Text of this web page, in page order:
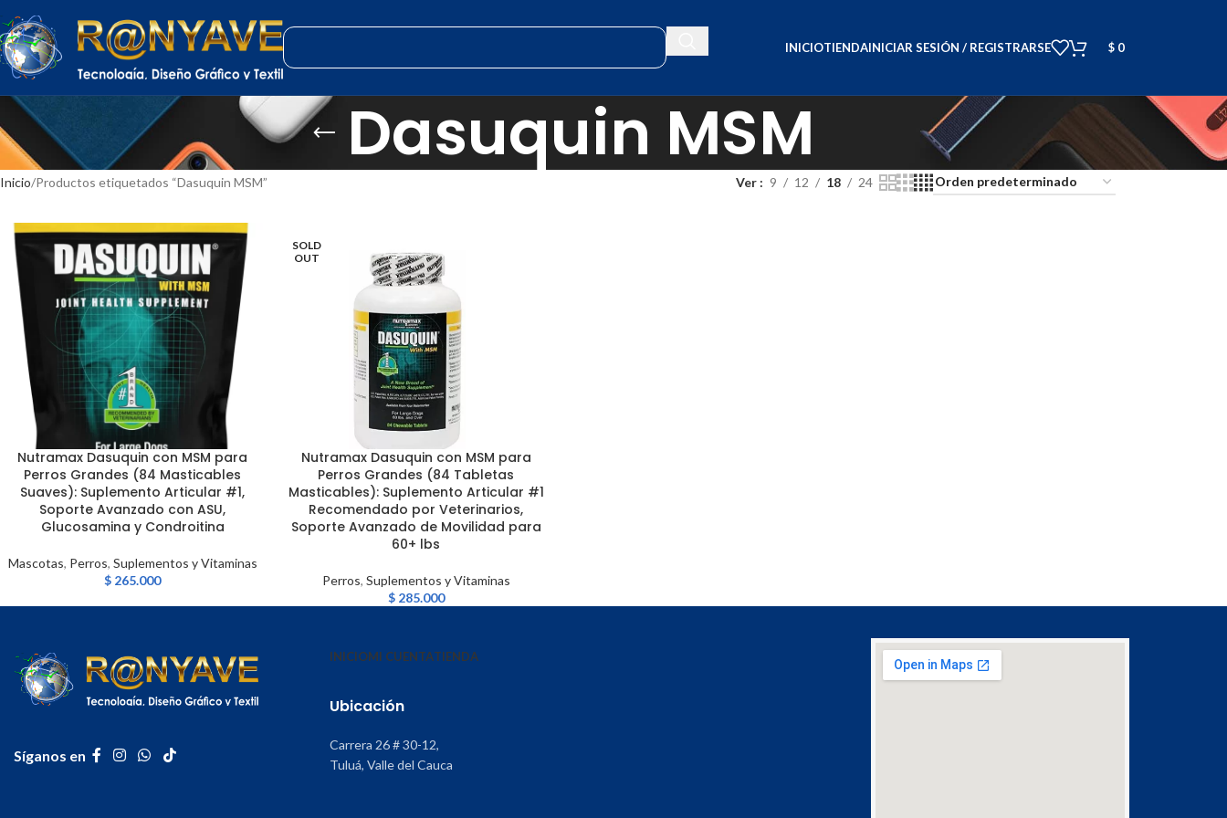
INICIOTIENDAINICIAR SESIÓN / REGISTRARSE $ 0
Dasuquin MSM
Inicio Productos etiquetados “Dasuquin MSM” Ver 9 12 18 24
AÑADIR AL CARRITO
Nutramax Dasuquin con MSM para
Perros Grandes (84 Masticables
Suaves): Suplemento Articular #1,
Soporte Avanzado con ASU,
Glucosamina y Condroitina
Mascotas, Perros, Suplementos y Vitaminas
$ 265.000
SOLD
OUT
LEER MÁS
Nutramax Dasuquin con MSM para
Perros Grandes (84 Tabletas
Masticables): Suplemento Articular #1
Recomendado por Veterinarios,
Soporte Avanzado de Movilidad para
60+ lbs
Perros, Suplementos y Vitaminas
$285.000
Síganos en
INICIOMI CUENTATIENDA
Ubicación
Carrera 26 # 30-12,
Tuluá, Valle del Cauca